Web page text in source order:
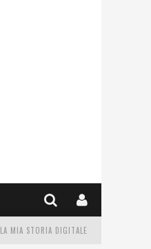
LA MIA STORIA DIGITALE